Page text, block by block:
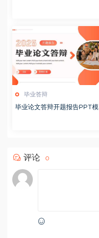
毕业答辩
毕业论文答辩开题报告PPT模
评论 0